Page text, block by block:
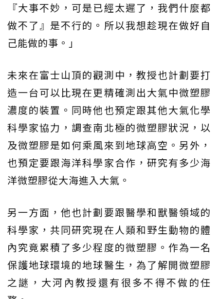
『大事不妙，可是已經太遲了，我們什麼都
做不了』是不行的。所以我想趁現在做好自
己能做的事。」
未來在富士山頂的觀測中，教授也計劃要打
造一台可以比現在更精確測出大氣中微塑膠
濃度的裝置。同時他也預定跟其他大氣化學
科學家協力，調查南北極的微塑膠狀況，以
及微塑膠是如何乘風來到地球高空。另外，
也預定要跟海洋科學家合作，研究有多少海
洋微塑膠從大海進入大氣。
另一方面，他也計劃要跟醫學和獸醫領域的
科學家，共同研究現在人類和野生動物的體
內究竟累積了多少程度的微塑膠。作為一名
保護地球環境的地球醫生，為了解開微塑膠
之謎，大河內教授還有很多不得不做的任